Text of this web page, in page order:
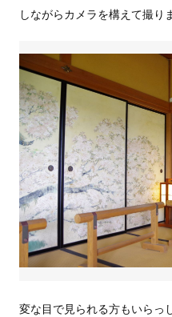
しながらカメラを構えて撮り
変な目で見られる方もいらっ